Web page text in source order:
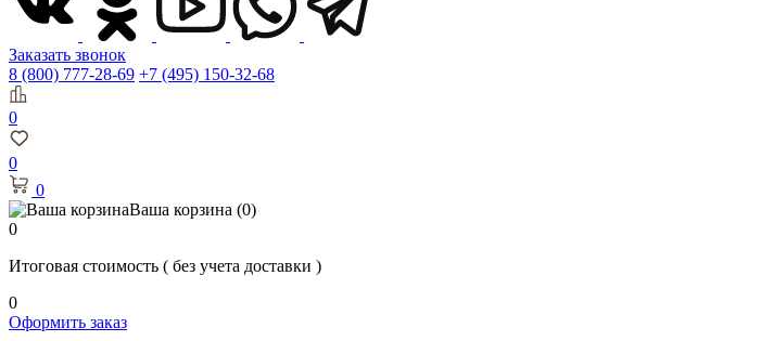
Заказать звонок
8 (800) 777-28-69 +7 (495) 150-32-68
0
0
0
Ваша корзина (0)
0
Итоговая стоимость ( без учета доставки )
0
Оформить заказ